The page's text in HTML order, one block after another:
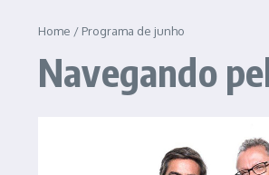
Home / Programa de junho
Navegando